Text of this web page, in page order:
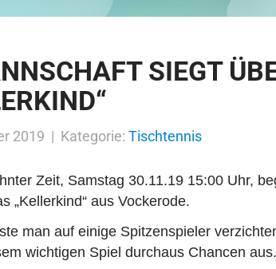
SIEGT
2019 | Kategorie: Tischtennis
Zeit, Samstag 30.11.19 15:00 Uhr,
„Kellerkind“ aus Vockerode.
man auf einige Spitzenspieler
wichtigen Spiel durchaus Chancen aus.